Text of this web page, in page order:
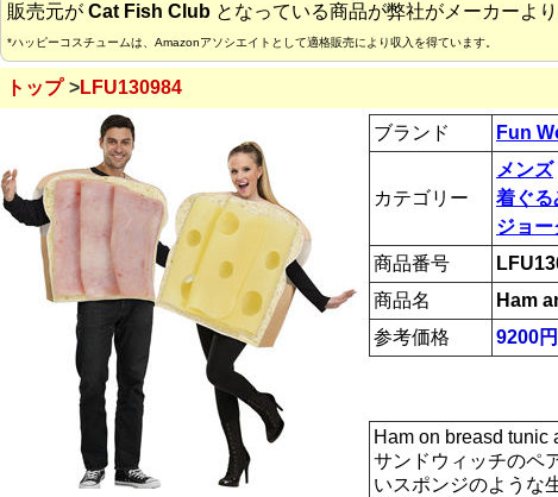
販売元が Cat Fish Club となっている商品が弊社がメーカーよ
*ハッピーコスチュームは、Amazonアソシエイトとして適格販売により収入を得ています。
トップ LFU130984
ブランド Fun
カテゴリー
メンズ
着ぐる
ジョー
商品番号
商品名
Ham
参考価格
9200円
Ham on breasd tunic
サンドウィッチのペ
いスポンジのような